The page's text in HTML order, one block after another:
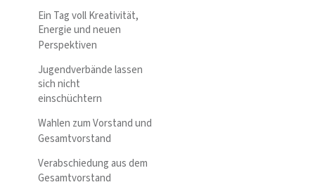
Ein Tag voll Kreativität,
Energie und neuen
Perspektiven
Jugendverbände lassen
sich nicht
einschüchtern
Wahlen zum Vorstand und
Gesamtvorstand
Verabschiedung aus dem
Gesamtvorstand